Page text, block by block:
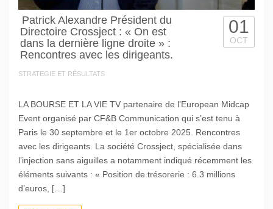
Patrick Alexandre Président du
Directoire Crossject : « On est
dans la dernière ligne droite » :
Rencontres avec les dirigeants.
STRATEGIE ET RÉSULTATS
01
OCT
LA BOURSE ET LA VIE TV partenaire de l’European Midcap
Event organisé par CF&B Communication qui s’est tenu à
Paris le 30 septembre et le 1er octobre 2025. Rencontres
avec les dirigeants. La société Crossject, spécialisée dans
l’injection sans aiguilles a notamment indiqué récemment les
éléments suivants : « Position de trésorerie : 6.3 millions
d’euros, […]